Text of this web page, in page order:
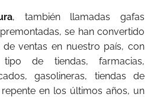
, también llamadas gafas
se han convertido
ventas en nuestro país, con
de tiendas, farmacias,
gasolineras, tiendas de
en los últimos años, un